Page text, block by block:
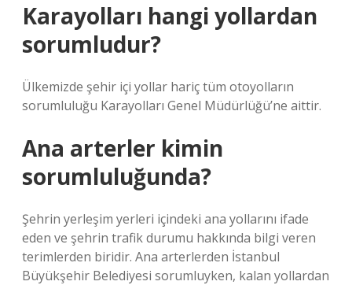
Karayolları hangi yollardan
sorumludur?
Ülkemizde şehir içi yollar hariç tüm otoyolların
sorumluluğu Karayolları Genel Müdürlüğü’ne aittir.
Ana arterler kimin
sorumluluğunda?
Şehrin yerleşim yerleri içindeki ana yollarını ifade
eden ve şehrin trafik durumu hakkında bilgi veren
terimlerden biridir. Ana arterlerden İstanbul
Büyükşehir Belediyesi sorumluyken, kalan yollardan